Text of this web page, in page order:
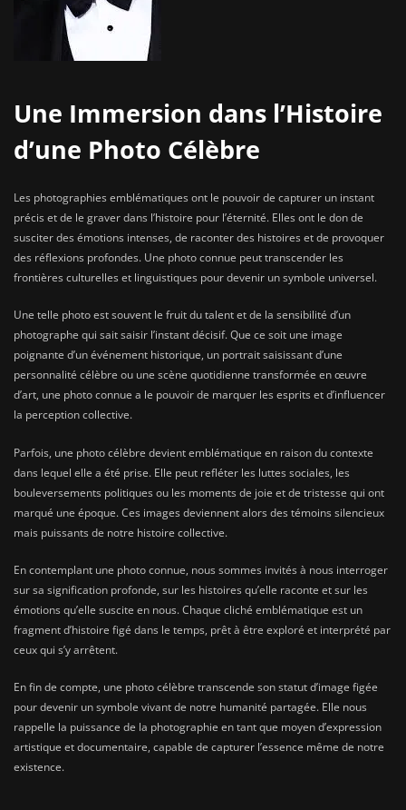
Une Immersion dans l’Histoire
d’une Photo Célèbre
Les photographies emblématiques ont le pouvoir de capturer un instant
précis et de le graver dans l’histoire pour l’éternité. Elles ont le don de
susciter des émotions intenses, de raconter des histoires et de provoquer
des réflexions profondes. Une photo connue peut transcender les
frontières culturelles et linguistiques pour devenir un symbole universel.
Une telle photo est souvent le fruit du talent et de la sensibilité d’un
photographe qui sait saisir l’instant décisif. Que ce soit une image
poignante d’un événement historique, un portrait saisissant d’une
personnalité célèbre ou une scène quotidienne transformée en œuvre
d’art, une photo connue a le pouvoir de marquer les esprits et d’influencer
la perception collective.
Parfois, une photo célèbre devient emblématique en raison du contexte
dans lequel elle a été prise. Elle peut refléter les luttes sociales, les
bouleversements politiques ou les moments de joie et de tristesse qui ont
marqué une époque. Ces images deviennent alors des témoins silencieux
mais puissants de notre histoire collective.
En contemplant une photo connue, nous sommes invités à nous interroger
sur sa signification profonde, sur les histoires qu’elle raconte et sur les
émotions qu’elle suscite en nous. Chaque cliché emblématique est un
fragment d’histoire figé dans le temps, prêt à être exploré et interprété par
ceux qui s’y arrêtent.
En fin de compte, une photo célèbre transcende son statut d’image figée
pour devenir un symbole vivant de notre humanité partagée. Elle nous
rappelle la puissance de la photographie en tant que moyen d’expression
artistique et documentaire, capable de capturer l’essence même de notre
existence.